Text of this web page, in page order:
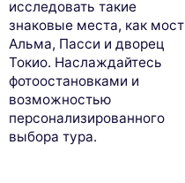
исследовать такие
знаковые места, как мост
Альма, Пасси и дворец
Токио. Наслаждайтесь
фотоостановками и
возможностью
персонализированного
выбора тура.